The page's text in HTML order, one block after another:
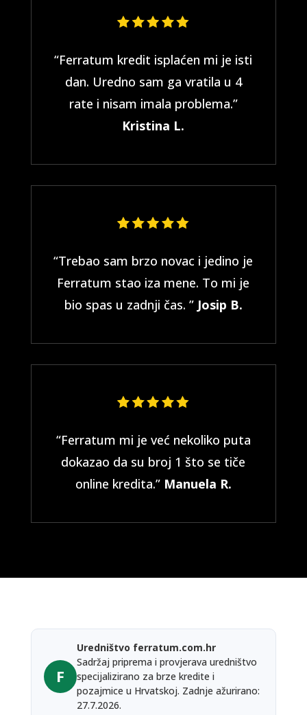
“Ferratum kredit isplaćen mi je isti
dan. Uredno sam ga vratila u 4
rate i nisam imala problema.”
Kristina L.
“Trebao sam brzo novac i jedino je
Ferratum stao iza mene. To mi je
bio spas u zadnji čas. ” Josip B.
“Ferratum mi je već nekoliko puta
dokazao da su broj 1 što se tiče
online kredita.” Manuela R.
F
Uredništvo ferratum.com.hr
Sadržaj priprema i provjerava uredništvo
specijalizirano za brze kredite i
pozajmice u Hrvatskoj. Zadnje ažurirano:
27.7.2026.